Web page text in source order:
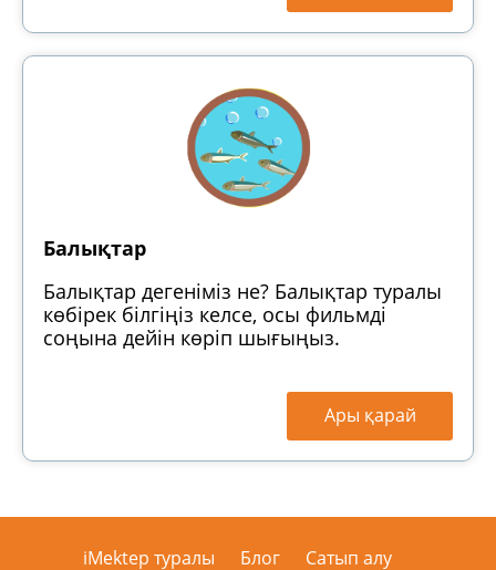
Балықтар
Балықтар дегеніміз не? Балықтар туралы
көбірек білгіңіз келсе, осы фильмді
соңына дейін көріп шығыңыз.
Ары қарай
iMektep туралы Блог Сатып алу